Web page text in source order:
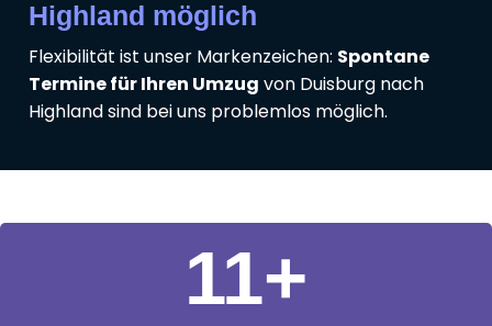
Highland möglich
Flexibilität ist unser Markenzeichen: Spontane
Termine für Ihren Umzug von Duisburg nach
Highland sind bei uns problemlos möglich.
11+